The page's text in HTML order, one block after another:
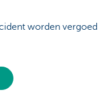
worden vergoed